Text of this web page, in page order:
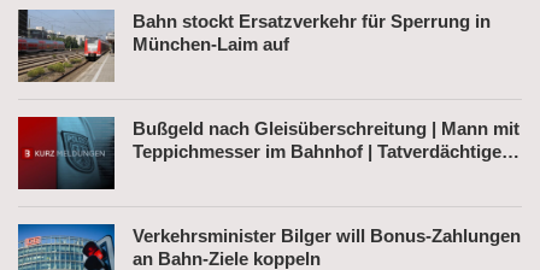
Bahn stockt Ersatzverkehr für Sperrung in
München-Laim auf
Bußgeld nach Gleisüberschreitung | Mann mit
Teppichmesser im Bahnhof | Tatverdächtiger
Verkehrsminister Bilger will Bonus-Zahlungen
an Bahn-Ziele koppeln